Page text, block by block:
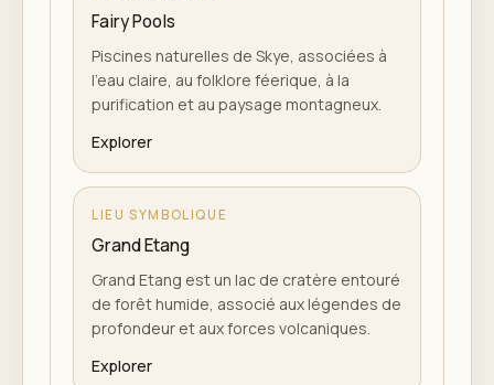
Fairy Pools
Piscines naturelles de Skye, associées à
l'eau claire, au folklore féerique, à la
purification et au paysage montagneux.
Explorer
LIEU SYMBOLIQUE
Grand Etang
Grand Etang est un lac de cratère entouré
de forêt humide, associé aux légendes de
profondeur et aux forces volcaniques.
Explorer